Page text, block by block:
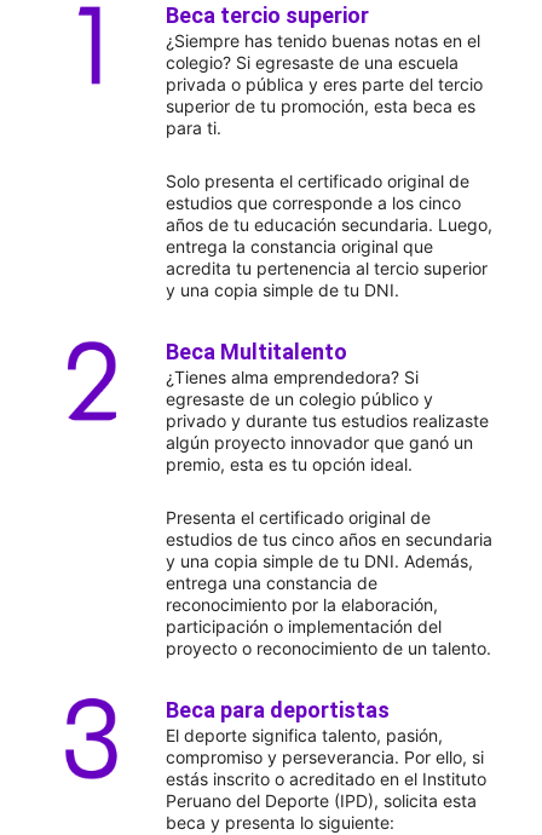
Beca tercio superior
¿Siempre has tenido buenas notas en el
colegio? Si egresaste de una escuela
privada o pública y eres parte del tercio
superior de tu promoción, esta beca es
para ti.
Solo presenta el certificado original de
estudios que corresponde a los cinco
años de tu educación secundaria. Luego,
entrega la constancia original que
acredita tu pertenencia al tercio superior
y una copia simple de tu DNI.
Beca Multitalento
¿Tienes alma emprendedora? Si
egresaste de un colegio público y
privado y durante tus estudios realizaste
algún proyecto innovador que ganó un
premio, esta es tu opción ideal.
Presenta el certificado original de
estudios de tus cinco años en secundaria
y una copia simple de tu DNI. Además,
entrega una constancia de
reconocimiento por la elaboración,
participación o implementación del
proyecto o reconocimiento de un talento.
Beca para deportistas
El deporte significa talento, pasión,
compromiso y perseverancia. Por ello, si
estás inscrito o acreditado en el Instituto
Peruano del Deporte (IPD), solicita esta
beca y presenta lo siguiente: